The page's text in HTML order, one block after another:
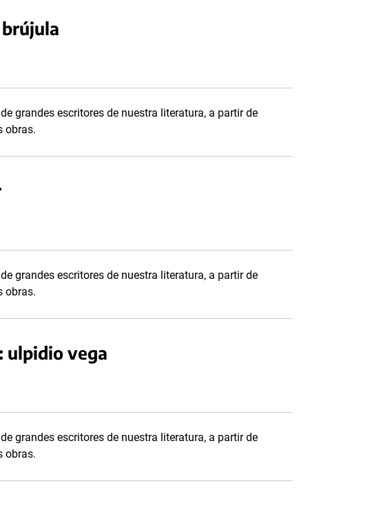
grandes escritores de nuestra literatura, a partir de
obras.
grandes escritores de nuestra literatura, a partir de
obras.
ulpidio vega
grandes escritores de nuestra literatura, a partir de
obras.